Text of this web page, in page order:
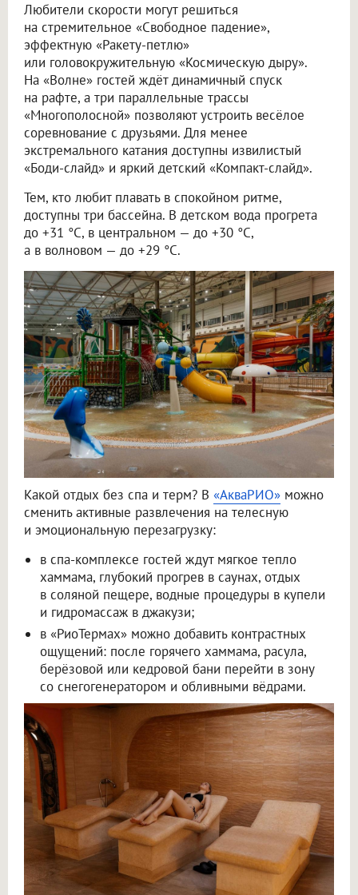
Любители скорости могут решиться
на стремительное «Свободное падение»,
эффектную «Ракету-петлю»
или головокружительную «Космическую дыру».
На «Волне» гостей ждёт динамичный спуск
на рафте, а три параллельные трассы
«Многополосной» позволяют устроить весёлое
соревнование с друзьями. Для менее
экстремального катания доступны извилистый
«Боди-слайд» и яркий детский «Компакт-слайд».
Тем, кто любит плавать в спокойном ритме,
доступны три бассейна. В детском вода прогрета
до +31 °C, в центральном — до +30 °C,
а в волновом — до +29 °C.
Какой отдых без спа и терм? В «АкваРИО» можно
сменить активные развлечения на телесную
и эмоциональную перезагрузку:
в спа-комплексе гостей ждут мягкое тепло
хаммама, глубокий прогрев в саунах, отдых
в соляной пещере, водные процедуры в купели
и гидромассаж в джакузи;
в «РиоТермах» можно добавить контрастных
ощущений: после горячего хаммама, расула,
берёзовой или кедровой бани перейти в зону
со снегогенератором и обливными вёдрами.